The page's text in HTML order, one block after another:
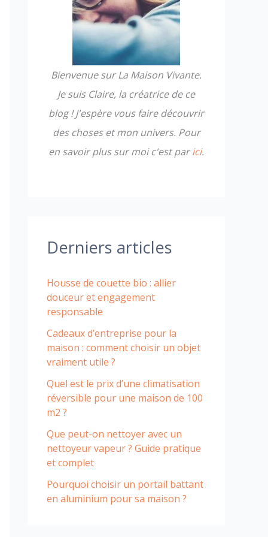
Bienvenue sur La Maison Vivante.
Je suis Claire, la créatrice de ce
blog ! J'espère vous faire découvrir
des choses et mon univers. Pour
en savoir plus sur moi c'est parici.
Derniers articles
Housse de couette bio : allier
douceur et engagement
responsable
Cadeaux d’entreprise pour la
maison : comment choisir un objet
vraiment utile ?
Quel est le prix d’une climatisation
réversible pour une maison de 100
m2 ?
Que peut-on nettoyer avec un
nettoyeur vapeur ? Guide pratique
et complet
Pourquoi choisir un portail battant
en aluminium pour sa maison ?